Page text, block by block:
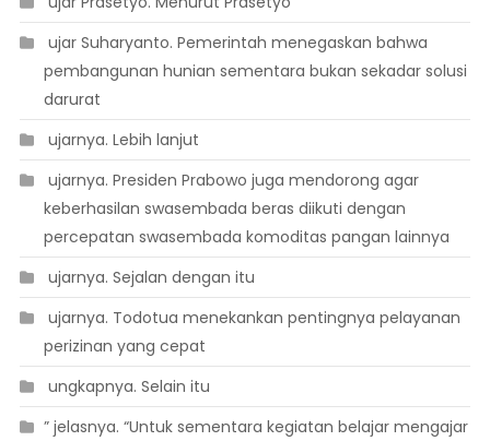
 ujar Suharyanto. Pemerintah menegaskan bahwa
pembangunan hunian sementara bukan sekadar solusi
darurat
 ujarnya. Lebih lanjut
 ujarnya. Presiden Prabowo juga mendorong agar
keberhasilan swasembada beras diikuti dengan
percepatan swasembada komoditas pangan lainnya
 ujarnya. Sejalan dengan itu
 ujarnya. Todotua menekankan pentingnya pelayanan
perizinan yang cepat
 ungkapnya. Selain itu
” jelasnya. “Untuk sementara kegiatan belajar mengajar